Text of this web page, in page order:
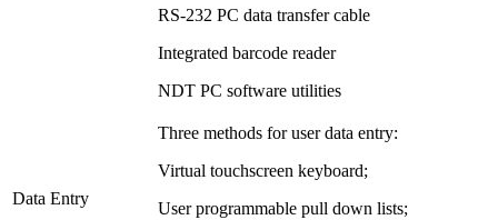
RS-232 PC data transfer cable
Integrated barcode reader
NDT PC software utilities
Data Entry
Three methods for user data entry:
Virtual touchscreen keyboard;
User programmable pull down lists;